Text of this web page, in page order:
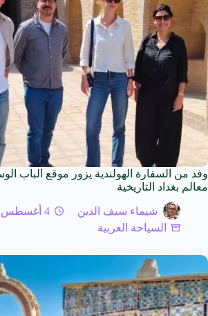
وفد من السفارة الهولندية يزور موقع الباب
معالم بغداد التاريخية
شيماء سيف الدين
4 أغسطس 2026
السياحة العربية